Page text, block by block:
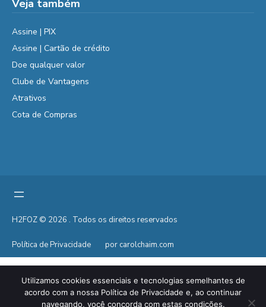
Veja também
Assine | PIX
Assine | Cartão de crédito
Doe qualquer valor
Clube de Vantagens
Atrativos
Cota de Compras
H2FOZ © 2026 . Todos os direitos reservados
Política de Privacidade por carolchaim.com
Utilizamos cookies essenciais e tecnologias semelhantes de
acordo com a nossa Política de Privacidade e, ao continuar
navegando, você concorda com estas condições.